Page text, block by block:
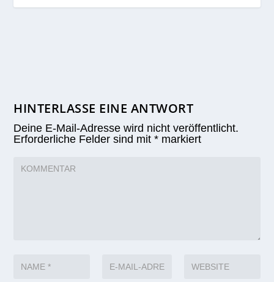
HINTERLASSE EINE ANTWORT
Deine E-Mail-Adresse wird nicht veröffentlicht.
Erforderliche Felder sind mit* markiert